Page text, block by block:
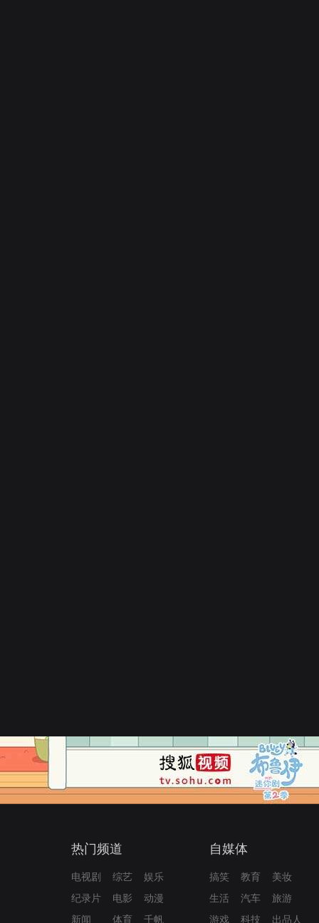
热门频道
电视剧 综艺
娱乐
纪录片
电影
动漫
新闻
体育 千帆
自媒体
搞笑 教育
美妆
生活
汽车
旅游
游戏
科技 出品人